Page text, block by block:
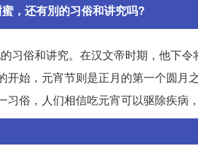
，还有別的习俗和讲究吗?
习俗和讲究。在汉文帝时期，他下
开始，元宵节则是正月的第一个圆
俗，人们相信吃元宵可以驱除疾病，